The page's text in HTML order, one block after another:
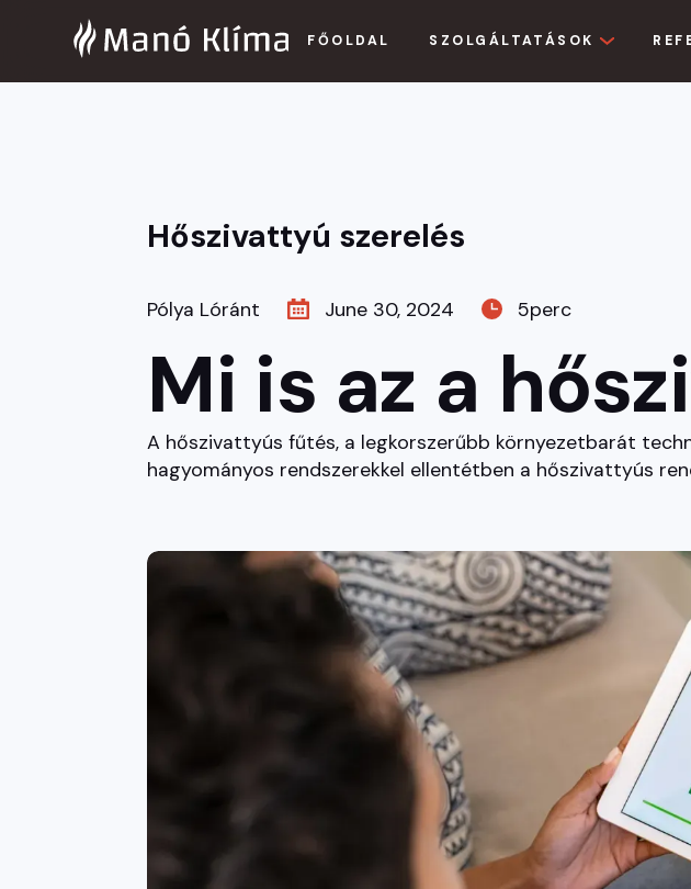
FŐOLDAL SZOLGÁLTATÁSOK
Hőszivattyú szerelés
Pólya Lóránt June 30, 2024 5perc
Mi is az a
A hőszivattyús fűtés, a legkorszerűbb környezetbarát
hagyományos rendszerekkel ellentétben a hőszivattyús